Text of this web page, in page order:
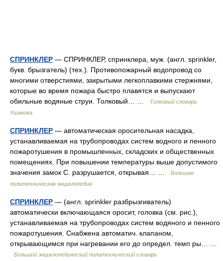
СПРИНКЛЕР — СПРИНКЛЕР, спринклера, муж. (англ. sprinkler,
букв. брызгатель) (тех.). Противопожарный водопровод со
многими отверстиями, закрытыми легкоплавкими стержнями,
которые во время пожара быстро плавятся и выпускают
обильные водяные струи. Толковый… …
Толковый словарь
Ушакова
СПРИНКЛЕР — автоматическая оросительная насадка,
устанавливаемая на трубопроводах систем водного и пенного
пожаротушения в промышленных, складских и общественных
помещениях. При повышении температуры выше допустимого
значения замок С. разрушается, открывая… …
Большая
политехническая энциклопедия
СПРИНКЛЕР — (англ. sprinkler разбрызгиватель)
автоматически включающаяся оросит, головка (см. рис.),
устанавливаемая на трубопроводах систем водяного и пенного
пожаротушения. Снабжена автоматич. клапаном,
открывающимся при нагревании его до определ. темп ры… …
Большой энциклопедический политехнический словарь